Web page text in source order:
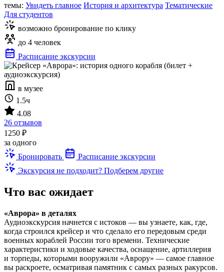
темы: Увидеть главное История и архитектура Тематические
Для студентов
возможно бронирование по клику
до 4 человек
Расписание экскурсии
в музее
1.5ч
4.08
26 отзывов
1250 ₽
за одного
Бронировать
Расписание экскурсии
Экскурсия не подходит? Подберем другие
Что вас ожидает
«Аврора» в деталях
Аудиоэкскурсия начнется с истоков — вы узнаете, как, где,
когда строился крейсер и что сделало его передовым среди
военных кораблей России того времени. Технические
характеристики и ходовые качества, оснащение, артиллерия
и торпеды, которыми вооружили «Аврору» — самое главное
вы раскроете, осматривая памятник с самых разных ракурсов.